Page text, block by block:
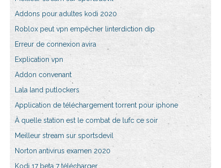
Addons pour adultes kodi 2020
Roblox peut vpn empêcher linterdiction dip
Erreur de connexion avira
Explication vpn
Addon convenant
Lala land putlockers
Application de téléchargement torrent pour iphone
À quelle station est le combat de lufc ce soir
Meilleur stream sur sportsdevil
Norton antivirus examen 2020
Kodi 17 beta 7 télécharger